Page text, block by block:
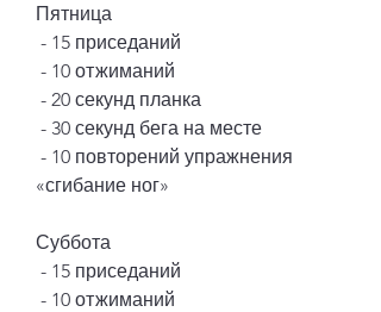
Пятница
- 15 приседаний
- 10 отжиманий
- 20 секунд планка
- 30 секунд бега на месте
«сгибание ног»
Суббота
- 15 приседаний
- 10 отжиманий